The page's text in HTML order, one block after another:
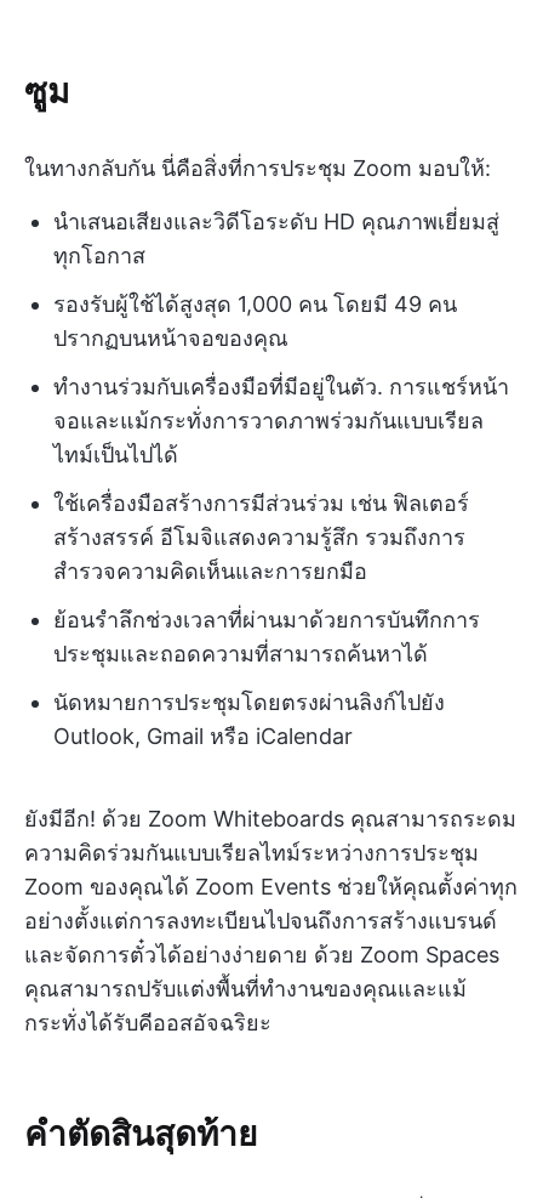
ซูม
ในทางกลับกัน นี่คือสิ่งที่การประชุม Zoom มอบให้:
นำเสนอเสียงและวิดีโอระดับ HD คุณภาพเยี่ยมสู่
ทุกโอกาส
รองรับผู้ใช้ได้สูงสุด 1,000 คน โดยมี 49 คน
ปรากฏบนหน้าจอของคุณ
ทำงานร่วมกับเครื่องมือที่มีอยู่ในตัว. การแชร์หน้า
จอและแม้กระทั่งการวาดภาพร่วมกันแบบเรียล
ไทม์เป็นไปได้
ใช้เครื่องมือสร้างการมีส่วนร่วม เช่น ฟิลเตอร์
สร้างสรรค์ อีโมจิแสดงความรู้สึก รวมถึงการ
สำรวจความคิดเห็นและการยกมือ
ย้อนรำลึกช่วงเวลาที่ผ่านมาด้วยการบันทึกการ
ประชุมและถอดความที่สามารถค้นหาได้
นัดหมายการประชุมโดยตรงผ่านลิงก์ไปยัง
Outlook, Gmail หรือ iCalendar
ยังมีอีก! ด้วย Zoom Whiteboards คุณสามารถระดม
ความคิดร่วมกันแบบเรียลไทม์ระหว่างการประชุม
Zoom ของคุณได้ Zoom Events ช่วยให้คุณตั้งค่าทุก
อย่างตั้งแต่การลงทะเบียนไปจนถึงการสร้างแบรนด์
และจัดการตั๋วได้อย่างง่ายดาย ด้วย Zoom Spaces
คุณสามารถปรับแต่งพื้นที่ทำงานของคุณและแม้
กระทั่งได้รับคีออสอัจฉริยะ
คำตัดสินสุดท้าย